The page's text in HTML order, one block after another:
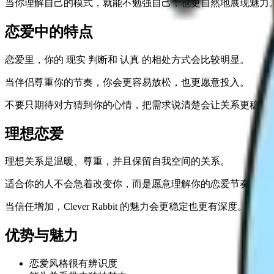
当你理解自己的模式，就能不勉强自己，也更自然地展现魅力
恋爱中的特点
恋爱里，你的 现实 判断和 认真 的相处方式会比较明显。
当伴侣尊重你的节奏，你会更容易放松，也更愿意投入。
不要只期待对方猜到你的心情，把需求说清楚会让关系更稳定
理想恋爱
理想关系是温暖、尊重，并且保留自我空间的关系。
适合你的人不会急着改变你，而是愿意理解你的恋爱节奏。
当信任增加，Clever Rabbit 的魅力会更稳定也更有深度。
优势与魅力
恋爱风格很有辨识度